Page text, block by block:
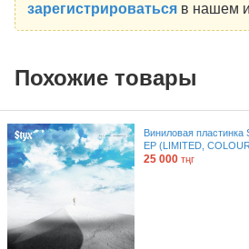
зарегистрироватьсяв нашем
Похожие товары
Виниловая пластинка
EP (LIMITED,
25 000 тңг